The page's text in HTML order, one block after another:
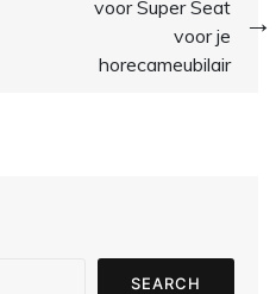
voor Super Seat
voor je
horecameubilair
SEARCH